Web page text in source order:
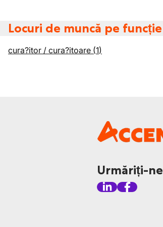
Locuri de muncă pe funcție
cura?itor / cura?itoare (1)
Urmăriți-ne